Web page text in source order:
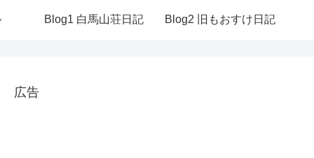
Blog1 白馬山荘日記 Blog2 旧もおすけ日記
広告